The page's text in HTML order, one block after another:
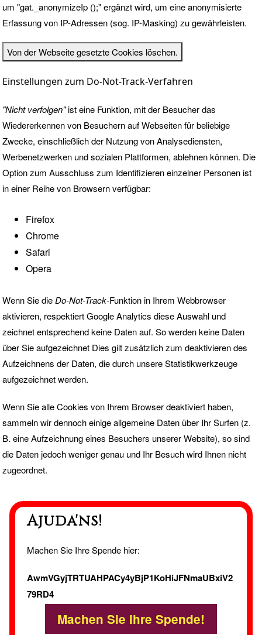
um "gat._anonymizeIp ();" ergänzt wird, um eine anonymisierte
Erfassung von IP-Adressen (sog. IP-Masking) zu gewährleisten.
Von der Webseite gesetzte Cookies löschen.
Einstellungen zum Do-Not-Track-Verfahren
"Nicht verfolgen"ist eine Funktion, mit der Besucher das
Wiedererkennen von Besuchern auf Webseiten für beliebige
Zwecke, einschließlich der Nutzung von Analysediensten,
Werbenetzwerken und sozialen Plattformen, ablehnen können. Die
Option zum Ausschluss zum Identifizieren einzelner Personen ist
in einer Reihe von Browsern verfügbar:
Firefox
Chrome
Safari
Opera
Wenn Sie dieDo-Not-Track-Funktion in Ihrem Webbrowser
aktivieren, respektiert Google Analytics diese Auswahl und
zeichnet entsprechend keine Daten auf. So werden keine Daten
über Sie aufgezeichnet Dies gilt zusätzlich zum deaktivieren des
Aufzeichnens der Daten, die durch unsere Statistikwerkzeuge
aufgezeichnet werden.
Wenn Sie alle Cookies von Ihrem Browser deaktiviert haben,
sammeln wir dennoch einige allgemeine Daten über Ihr Surfen (z.
B. eine Aufzeichnung eines Besuchers unserer Website), so sind
die Daten jedoch weniger genau und Ihr Besuch wird Ihnen nicht
zugeordnet.
Ajuda'ns!
Machen Sie Ihre Spende hier:
AwmVGyjTRTUAHPACy4yBjP1KoHiJFNmaUBxiV2
79RD4
Machen Sie Ihre Spende!